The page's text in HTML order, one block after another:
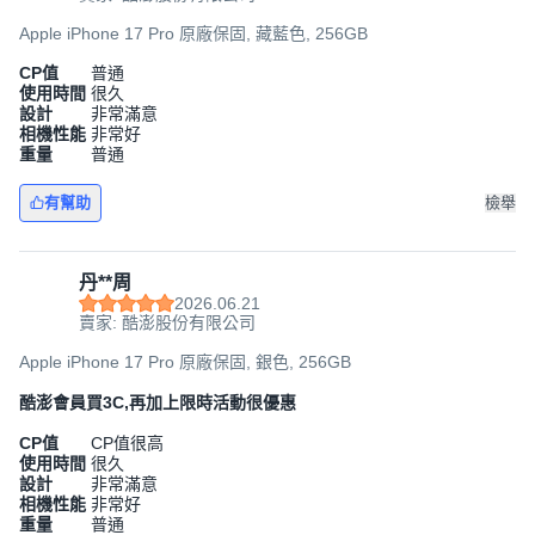
Apple iPhone 17 Pro 原廠保固, 藏藍色, 256GB
CP值
普通
使用時間 很久
設計
非常滿意
相機性能 非常好
重量
普通
有幫助 檢舉
丹**周
2026.06.21
賣家: 酷澎股份有限公司
Apple iPhone 17 Pro 原廠保固, 銀色, 256GB
酷澎會員買3C,再加上限時活動很優惠
CP值
CP值很高
使用時間 很久
設計
非常滿意
相機性能 非常好
重量
普通